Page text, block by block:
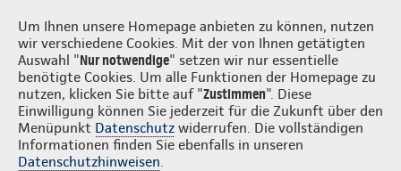
Um Ihnen unsere Homepage anbieten zu können, nutzen
wir verschiedene Cookies. Mit der von Ihnen getätigten
Auswahl "Nur notwendige" setzen wir nur essentielle
benötigte Cookies. Um alle Funktionen der Homepage zu
nutzen, klicken Sie bitte auf "Zustimmen". Diese
Einwilligung können Sie jederzeit für die Zukunft über den
Menüpunkt Datenschutz widerrufen. Die vollständigen
Informationen finden Sie ebenfalls in unseren
Datenschutzhinweisen.
Stefan Engelkestock Login
Gute Gründe Leistungen Wissenswertes Beratung & Angebot